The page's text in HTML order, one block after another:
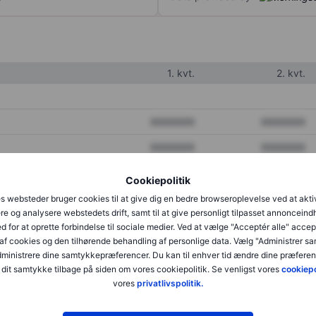
Cookiepolitik
websteder bruger cookies til at give dig en bedre browseroplevelse ved at
og analysere webstedets drift, samt til at give personligt tilpasset
for at oprette forbindelse til sociale medier. Ved at vælge "Acceptér alle"
cookies og den tilhørende behandling af personlige data. Vælg "Administrer
dine samtykkepræferencer. Du kan til enhver tid ændre dine
samtykke tilbage på siden om vores cookiepolitik. Se venligst vores
vores privatlivspolitik.
1. kvt. 2. kvt.
XXXXXXX XXXXXXX
XXXXXXX